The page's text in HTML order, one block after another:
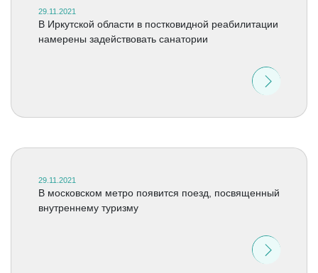
29.11.2021
В Иркутской области в постковидной реабилитации
намерены задействовать санатории
29.11.2021
В московском метро появится поезд, посвященный
внутреннему туризму